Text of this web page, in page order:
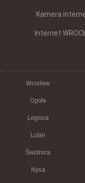
Kamera
Internet
Wrocław
Opole
Legnica
Lubin
Świdnica
Nysa